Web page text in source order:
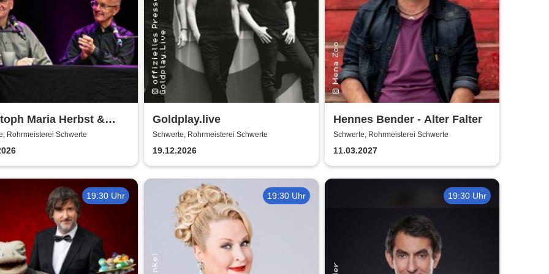
Maria Herbst &
Netenjakob - Das
Bemühen um
Rohrmeisterei Schwerte
Goldplay.live
Schwerte, Rohrmeisterei Schwerte
19.12.2026
Hennes Bender - Alter Falter
Schwerte, Rohrmeisterei Schwerte
11.03.2027
19:30 Uhr 19:30 Uhr 19:30 Uhr